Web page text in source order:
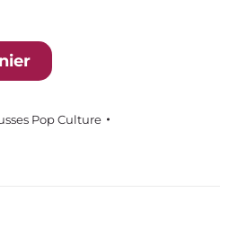
Pop Culture